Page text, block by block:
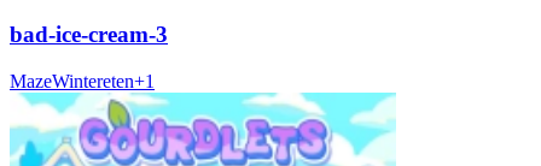
bad-ice-cream-3
MazeWintereten+1